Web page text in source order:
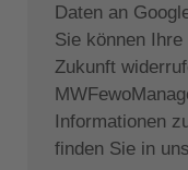
Die schöne Villa
des Küstenortes
Restaurants,
Probieren Sie in
Fisch und
weltberühmten
Daten an
Sie können
Zukunft
Informationen
finden Sie in